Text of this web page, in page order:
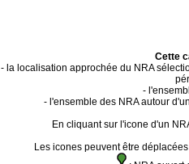
Cette
- la localisation approchée du NRA
-
- l'ensemble des NRA autour
En cliquant sur l'icone d'un
Les icones peuvent être